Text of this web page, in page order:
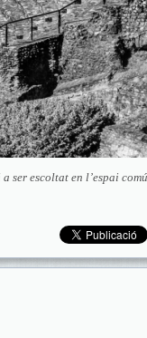
ser escoltat en l’espai comú